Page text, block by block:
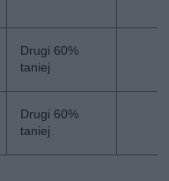
Drugi 60%
taniej
Drugi 60%
taniej